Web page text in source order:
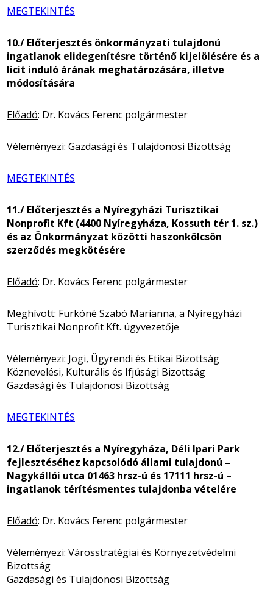
MEGTEKINTÉS
10./ Előterjesztés önkormányzati tulajdonú
ingatlanok elidegenítésre történő kijelölésére és a
licit induló árának meghatározására, illetve
módosítására
Előadó: Dr. Kovács Ferenc polgármester
Véleményezi: Gazdasági és Tulajdonosi Bizottság
MEGTEKINTÉS
11./ Előterjesztés a Nyíregyházi Turisztikai
Nonprofit Kft (4400 Nyíregyháza, Kossuth tér 1. sz.)
és az Önkormányzat közötti haszonkölcsön
szerződés megkötésére
Előadó: Dr. Kovács Ferenc polgármester
Meghívott: Furkóné Szabó Marianna, a Nyíregyházi
Turisztikai Nonprofit Kft. ügyvezetője
Véleményezi: Jogi, Ügyrendi és Etikai Bizottság
Köznevelési, Kulturális és Ifjúsági Bizottság
Gazdasági és Tulajdonosi Bizottság
MEGTEKINTÉS
12./ Előterjesztés a Nyíregyháza, Déli Ipari Park
fejlesztéséhez kapcsolódó állami tulajdonú –
Nagykállói utca 01463 hrsz-ú és 17111 hrsz-ú –
ingatlanok térítésmentes tulajdonba vételére
Előadó: Dr. Kovács Ferenc polgármester
Véleményezi: Városstratégiai és Környezetvédelmi
Bizottság
Gazdasági és Tulajdonosi Bizottság